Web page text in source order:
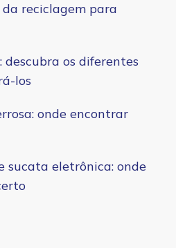
da reciclagem para
descubra os diferentes
los
onde encontrar
sucata eletrônica: onde